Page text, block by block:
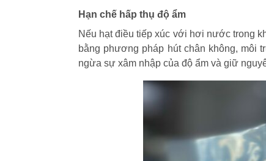
Hạn chế hấp thụ độ ẩm
Nếu hạt điều tiếp xúc với hơi nước trong
bằng phương pháp hút chân không, môi
ngừa sự xâm nhập của độ ẩm và giữ